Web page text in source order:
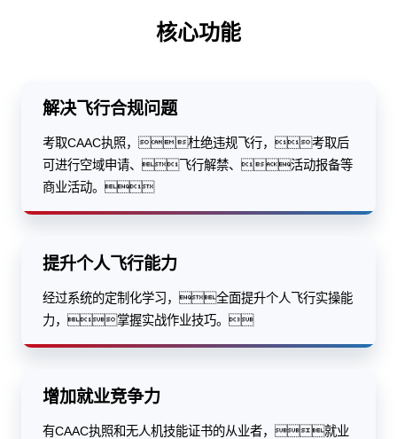
核心功能
解决飞行合规问题
考取CAAC执照，杜绝违规飞行，考取后
可进行空域申请、飞行解禁、活动报备等
商业活动。
提升个人飞行能力
经过系统的定制化学习，全面提升个人飞行实操能
力，掌握实战作业技巧。
增加就业竞争力
有CAAC执照和无人机技能证书的从业者，就业